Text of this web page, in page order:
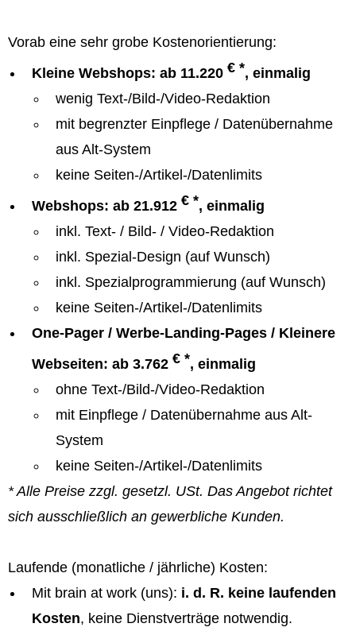
Vorab eine sehr grobe Kostenorientierung:
Kleine Webshops: ab 11.220 € *, einmalig
wenig Text-/Bild-/Video-Redaktion
mit begrenzter Einpflege / Datenübernahme
aus Alt-System
keine Seiten-/Artikel-/Datenlimits
Webshops: ab 21.912 € *, einmalig
inkl. Text- / Bild- / Video-Redaktion
inkl. Spezial-Design (auf Wunsch)
inkl. Spezialprogrammierung (auf Wunsch)
keine Seiten-/Artikel-/Datenlimits
One-Pager / Werbe-Landing-Pages / Kleinere
Webseiten: ab 3.762 € *, einmalig
ohne Text-/Bild-/Video-Redaktion
mit Einpflege / Datenübernahme aus Alt-
System
keine Seiten-/Artikel-/Datenlimits
* Alle Preise zzgl. gesetzl. USt. Das Angebot richtet
sich ausschließlich an gewerbliche Kunden.
Laufende (monatliche / jährliche) Kosten:
Mit brain at work (uns): i. d. R. keine laufenden
Kosten, keine Dienstverträge notwendig.